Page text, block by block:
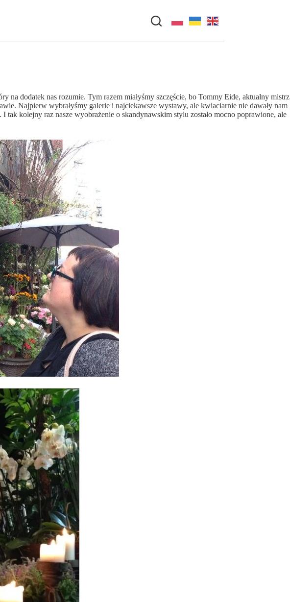
dodatek nas rozumie. Tym razem miałyśmy szczęście, bo Tommy Eide, aktualny mistrz
Najpierw wybrałyśmy galerie i najciekawsze wystawy, ale kwiaciarnie nie dawały nam
kolejny raz nasze wyobrażenie o skandynawskim stylu zostało mocno poprawione, ale